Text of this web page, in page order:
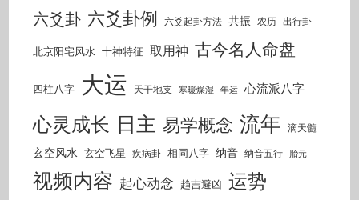
六爻卦 六爻卦例 六爻起卦方法 共振 农历 出行卦
北京阳宅风水 十神特征 取用神 古今名人命盘
四柱八字 大运 天干地支 寒暖燥湿 年运 心流派八字
心灵成长 日主 易学概念 流年 滴天髓
玄空风水 玄空飞星 疾病卦 相同八字 纳音 纳音五行 胎元
视频内容 起心动念 趋吉避凶 运势